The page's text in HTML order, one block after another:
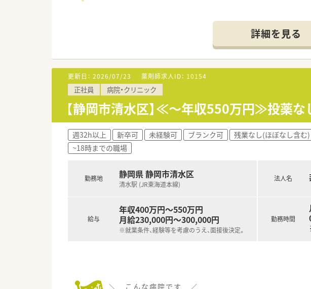
詳細を見る
更新日： 2026/07/23 薬剤師求人ID： 10154
正社員 病院・クリニック
【静岡市清水区】≪～年収550万円≫投薬
週32h以上 新卒可 未経験可 ブランク可 残業なし(ほぼなし含む)
~18時までの職場
勤務地 静岡県 静岡市清水区
清水駅 (JR東海道本線)
給与
年収400万円～550万円
月給230,000円～300,000円
※就業条件、経験等を考慮のうえ、面接後決定。
法人名
勤務時間
＼ こんな病院です ／